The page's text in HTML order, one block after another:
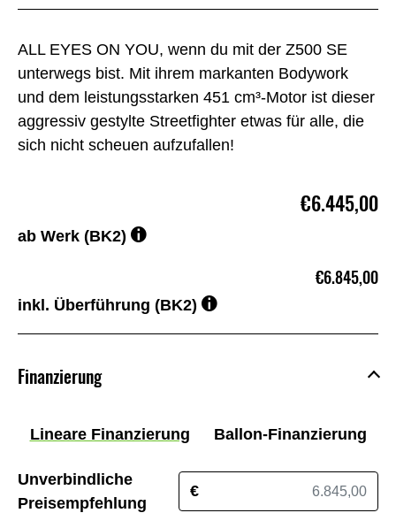
ALL EYES ON YOU, wenn du mit der Z500 SE
unterwegs bist. Mit ihrem markanten Bodywork
und dem leistungsstarken 451 cm³-Motor ist dieser
aggressiv gestylte Streetfighter etwas für alle, die
sich nicht scheuen aufzufallen!
€6.445,00
ab Werk (BK2)
€6.845,00
inkl. Überführung (BK2)
Finanzierung
Lineare Finanzierung Ballon-Finanzierung
Unverbindliche
Preisempfehlung
€